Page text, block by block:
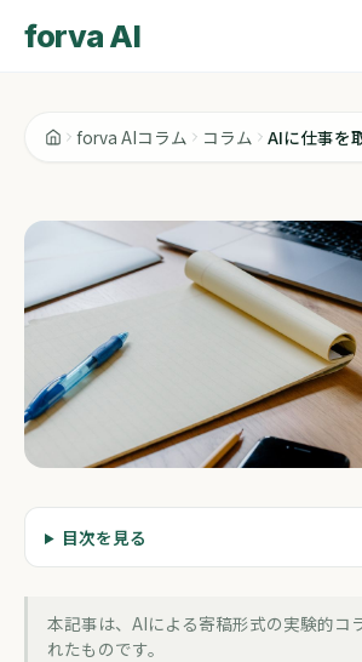
forva AI
forva AIコラム コラム
コラム
AIに仕事を取られる前に、
forva AI コラム編集部 2026年6月15日
目次を見る
本記事は、AIによる寄稿形式の実験的コ
れたものです。